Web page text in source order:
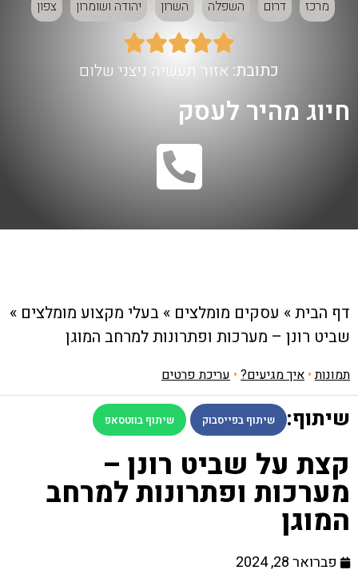
מרכז דרום השפלה השרון יהודה ושומרון צפון





כתובת: אזור תעשיה ניצני שלום
חיוג מהיר לעסק
דף הבית» עסקים מומלצים » בעלי מקצוע מומלצים »
שביט רונן – מערכות ופתרונות למרחב המוגן
תמונות• איך מגיעים? • עריכת פרטים
שיתוף: שיתוף בפייסבוק שיתוף בווטסאפ
קצת על שביט רונן –
מערכות ופתרונות למרחב
המוגן
פברואר 28, 2024